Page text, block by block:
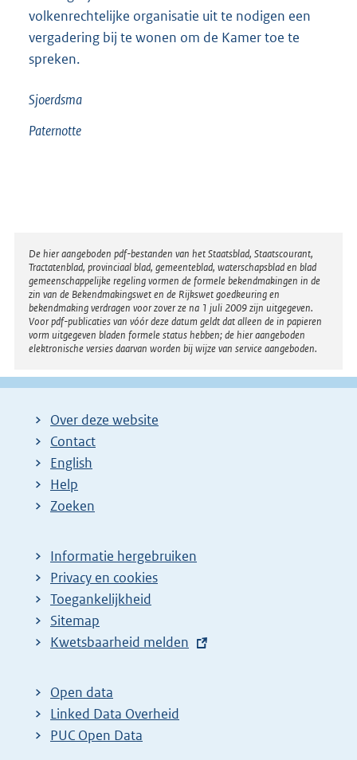
volkenrechtelijke organisatie uit te nodigen een
vergadering bij te wonen om de Kamer toe te
spreken.
Sjoerdsma
Paternotte
Disclaimer
De hier aangeboden pdf-bestanden van het Staatsblad, Staatscourant,
Tractatenblad, provinciaal blad, gemeenteblad, waterschapsblad en blad
gemeenschappelijke regeling vormen de formele bekendmakingen in de
zin van de Bekendmakingswet en de Rijkswet goedkeuring en
bekendmaking verdragen voor zover ze na 1 juli 2009 zijn uitgegeven.
Voor pdf-publicaties van vóór deze datum geldt dat alleen de in papieren
vorm uitgegeven bladen formele status hebben; de hier aangeboden
elektronische versies daarvan worden bij wijze van service aangeboden.
Over deze website
Contact
English
Help
Zoeken
Informatie hergebruiken
Privacy en cookies
Toegankelijkheid
Sitemap
E
t
e
r
Kwetsbaarheid melden
Open data
Linked Data Overheid
PUC Open Data